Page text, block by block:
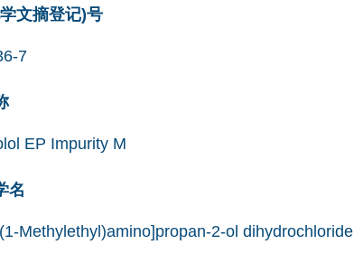
文摘登记)号
7
EP Impurity M
名
Methylethyl)amino]propan-2-ol dihydrochloride